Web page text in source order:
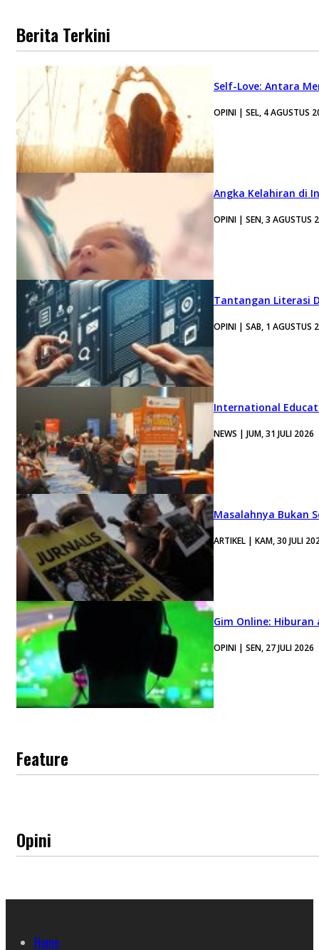
Berita Terkini
Self-Love: Antara
OPINI | SEL, 4 AGUSTUS
Angka Kelahiran di
OPINI | SEN, 3 AGUSTUS
Tantangan Literasi
OPINI | SAB, 1 AGUSTUS
International
NEWS | JUM, 31 JULI 2026
Masalahnya Bukan
ARTIKEL | KAM, 30 JULI
Gim Online:
OPINI | SEN, 27 JULI 2026
Feature
Opini
Home